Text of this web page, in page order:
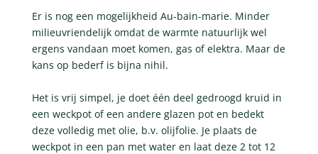
Er is nog een mogelijkheid Au-bain-marie. Minder
milieuvriendelijk omdat de warmte natuurlijk wel
ergens vandaan moet komen, gas of elektra. Maar de
kans op bederf is bijna nihil.
Het is vrij simpel, je doet één deel gedroogd kruid in
een weckpot of een andere glazen pot en bedekt
deze volledig met olie, b.v. olijfolie. Je plaats de
weckpot in een pan met water en laat deze 2 tot 12